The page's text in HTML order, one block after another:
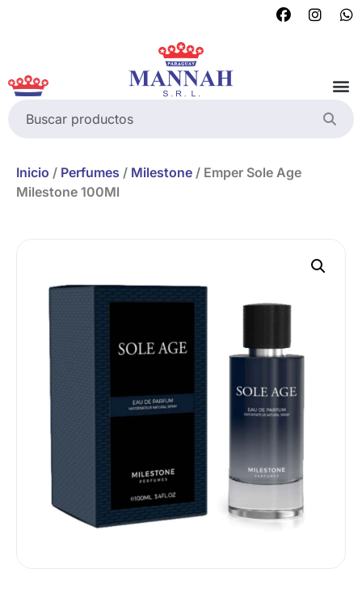
Inicio / Perfumes / Milestone / Emper Sole Age
Milestone 100Ml